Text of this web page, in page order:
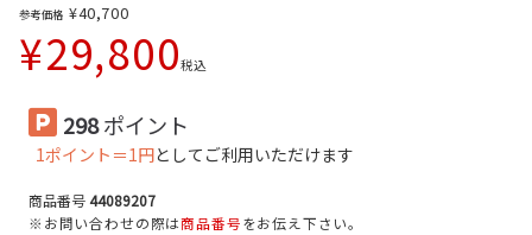
参考価格 ¥40,700
¥29,800税込
298ポイント
1ポイント＝1円としてご利用いただけます
商品番号44089207
※お問い合わせの際は商品番号をお伝え下さい。